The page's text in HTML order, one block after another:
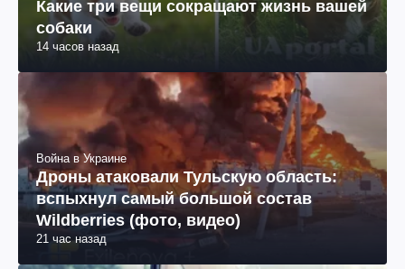
Какие три вещи сокращают жизнь вашей
собаки
14 часов назад
Война в Украине
Дроны атаковали Тульскую область:
вспыхнул самый большой состав
Wildberries (фото, видео)
21 час назад